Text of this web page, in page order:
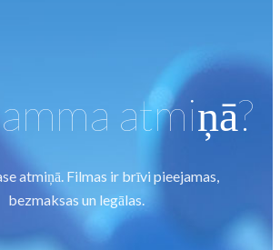
atmiņā?
atmiņā. Filmas ir brīvi pieejamas,
bezmaksas un legālas.